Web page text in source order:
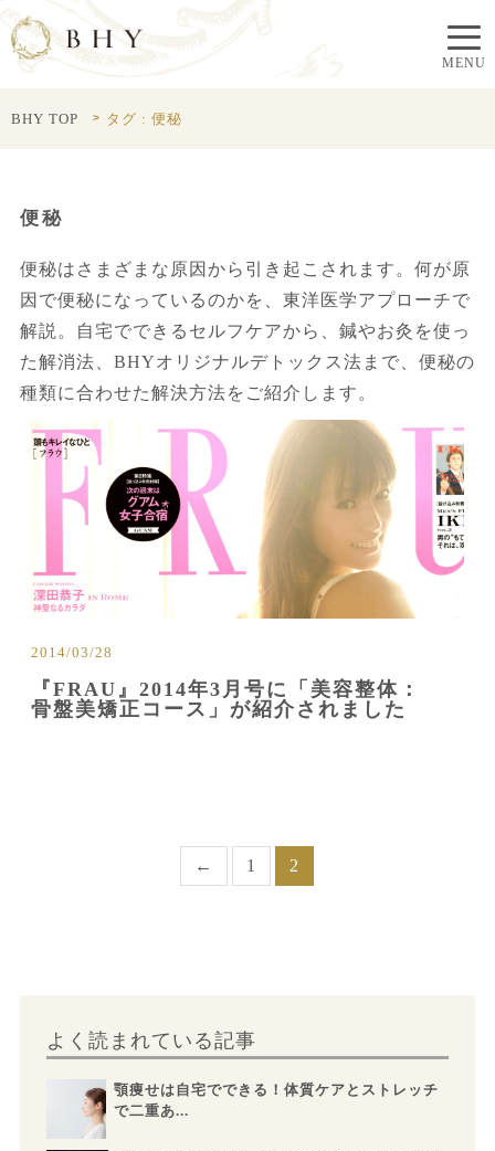
BHY TOP タグ : 便秘
便秘
便秘はさまざまな原因から引き起こされます。何が原
因で便秘になっているのかを、東洋医学アプローチで
解説。自宅でできるセルフケアから、鍼やお灸を使っ
た解消法、BHYオリジナルデトックス法まで、便秘の
種類に合わせた解決方法をご紹介します。
2014/03/28
『FRAU』2014年3月号に「美容整体：
骨盤美矯正コース」が紹介されました
← 1 2
よく読まれている記事
顎痩せは自宅でできる！体質ケアとストレッチ
で二重あ...